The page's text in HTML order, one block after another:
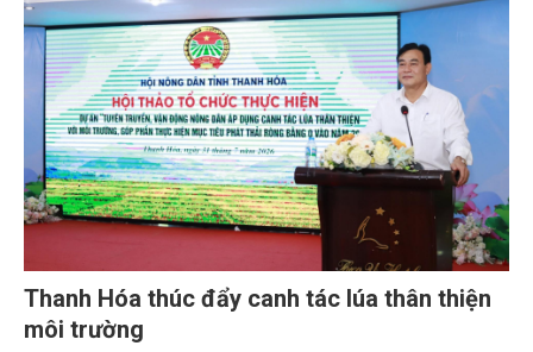
Thanh Hóa thúc đẩy canh tác lúa thân thiện
môi trường